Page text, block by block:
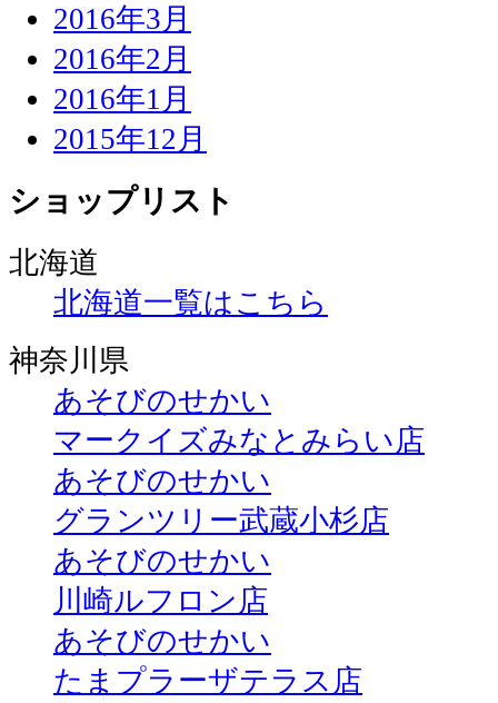
2016年3月
2016年2月
2016年1月
2015年12月
ショップリスト
北海道
北海道一覧はこちら
神奈川県
あそびのせかい
マークイズみなとみらい店
あそびのせかい
グランツリー武蔵小杉店
あそびのせかい
川崎ルフロン店
あそびのせかい
たまプラーザテラス店